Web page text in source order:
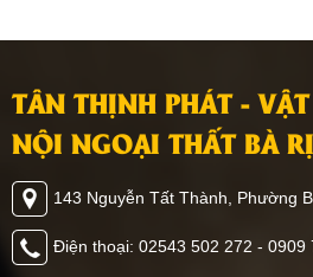
TÂN THỊNH PHÁT -
NỘI NGOẠI THẤT BÀ
143 Nguyễn Tất Thành, Phường
Điện thoại: 02543 502 272 - 0909